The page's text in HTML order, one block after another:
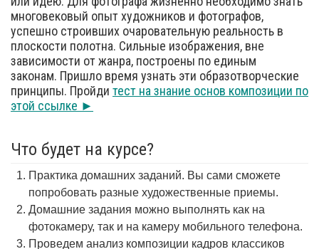
многовековый опыт художников и фотографов,
успешно строивших очаровательную реальность в
плоскости полотна. Сильные изображения, вне
зависимости от жанра, построены по единым
законам. Пришло время узнать эти образотворческие
принципы. Пройди тест на знание основ композиции по
этой ссылке ►
Что будет на курсе?
Практика домашних заданий. Вы сами сможете
попробовать разные художественные приемы.
Домашние задания можно выполнять как на
фотокамеру, так и на камеру мобильного телефона.
Проведем анализ композиции кадров классиков